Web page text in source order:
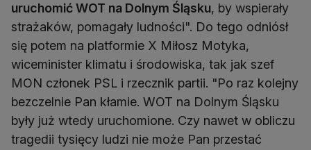
uruchomić WOT na Dolnym Śląsku, by wspierały
strażaków, pomagały ludności". Do tego odniósł
się potem na platformie X Miłosz Motyka,
wiceminister klimatu i środowiska, tak jak szef
MON członek PSL i rzecznik partii. "Po raz kolejny
bezczelnie Pan kłamie. WOT na Dolnym Śląsku
były już wtedy uruchomione. Czy nawet w obliczu
tragedii tysięcy ludzi nie może Pan przestać